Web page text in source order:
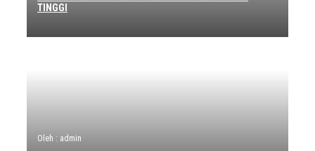
TINGGI
Oleh : admin